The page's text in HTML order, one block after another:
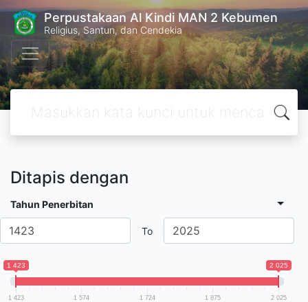
Perpustakaan Al Kindi MAN 2 Kebumen
Religius, Santun, dan Cendekia
Ditapis dengan
Tahun Penerbitan
To
1 423 2 025
1 423 1 574 1 724 1 875 2 025